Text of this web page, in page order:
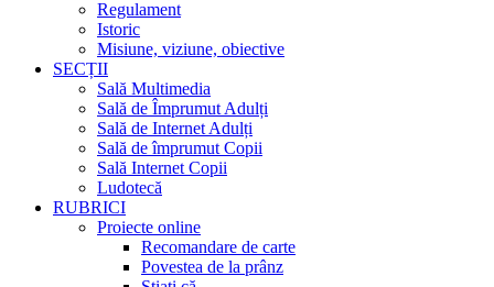
Regulament
Istoric
Misiune, viziune, obiective
SECȚII
Sală Multimedia
Sală de Împrumut Adulți
Sală de Internet Adulți
Sală de împrumut Copii
Sală Internet Copii
Ludotecă
RUBRICI
Proiecte online
Recomandare de carte
Povestea de la prânz